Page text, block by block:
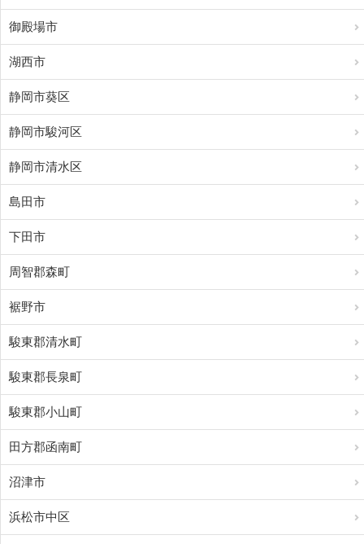
御殿場市
湖西市
静岡市葵区
静岡市駿河区
静岡市清水区
島田市
下田市
周智郡森町
裾野市
駿東郡清水町
駿東郡長泉町
駿東郡小山町
田方郡函南町
沼津市
浜松市中区